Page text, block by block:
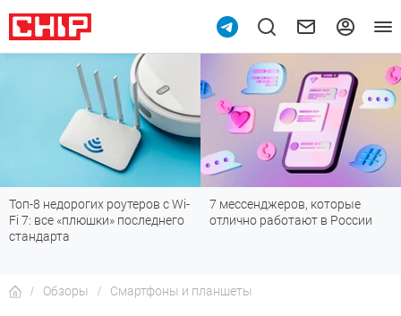
7 мессенджеров, которые
отлично работают в России
Подпишись на наш канал в
мессенджере МАХ
Обзоры Смартфоны и планшеты